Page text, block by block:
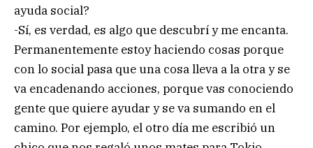
ayuda social?
-Sí, es verdad, es algo que descubrí y me encanta.
Permanentemente estoy haciendo cosas porque
con lo social pasa que una cosa lleva a la otra y se
va encadenando acciones, porque vas conociendo
gente que quiere ayudar y se va sumando en el
camino. Por ejemplo, el otro día me escribió un